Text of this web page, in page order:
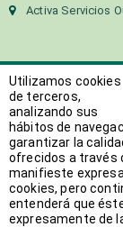
Activa Servicios
Copyright 2018
reservados
Web desarrollada por
Utilizamos cookies
de terceros,
analizando sus
hábitos de
garantizar la
ofrecidos a través
manifieste
cookies, pero
entenderá que
expresamente de